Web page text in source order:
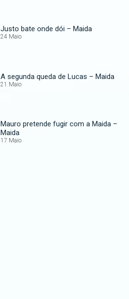
Justo bate onde dói – Maida
24 Maio
A segunda queda de Lucas – Maida
21 Maio
Mauro pretende fugir com a Maida –
Maida
17 Maio